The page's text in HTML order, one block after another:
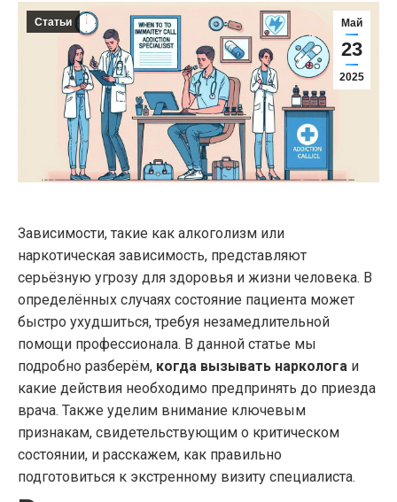
Май
23
2025
Статьи
Зависимости, такие как алкоголизм или
наркотическая зависимость, представляют
серьёзную угрозу для здоровья и жизни человека. В
определённых случаях состояние пациента может
быстро ухудшиться, требуя незамедлительной
помощи профессионала. В данной статье мы
подробно разберём, когда вызывать нарколога и
какие действия необходимо предпринять до приезда
врача. Также уделим внимание ключевым
признакам, свидетельствующим о критическом
состоянии, и расскажем, как правильно
подготовиться к экстренному визиту специалиста.